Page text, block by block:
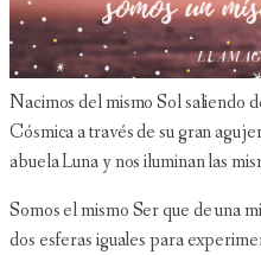
Nacimos del mismo Sol saliendo
Cósmica a través de su gran
abuela Luna y nos iluminan las
Somos el mismo Ser que de una
dos esferas iguales para